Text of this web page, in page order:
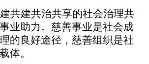
共建共治共享的社会治理共
业助力。慈善事业是社会成
的良好途径，慈善组织是社
体。